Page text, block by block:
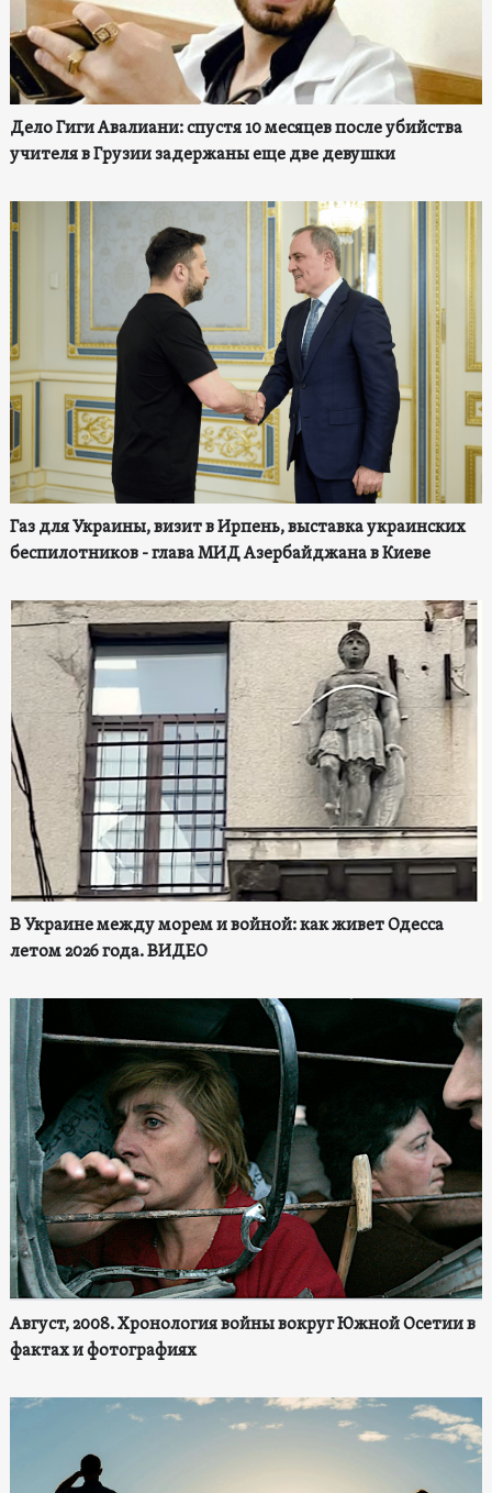
Дело Гиги Авалиани: спустя 10 месяцев после убийства
учителя в Грузии задержаны еще две девушки
Газ для Украины, визит в Ирпень, выставка украинских
беспилотников - глава МИД Азербайджана в Киеве
В Украине между морем и войной: как живет Одесса
летом 2026 года. ВИДЕО
Август, 2008. Хронология войны вокруг Южной Осетии в
фактах и фотографиях